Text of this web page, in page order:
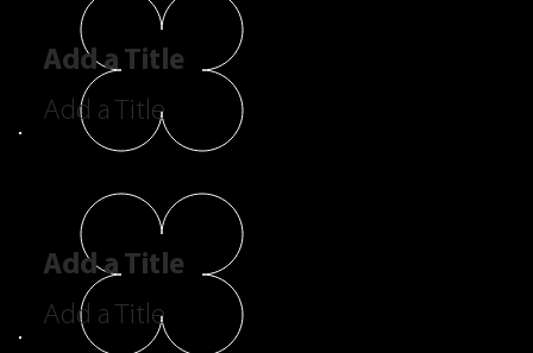
Add a Title
Add a Title
Add a Title
Add a Title